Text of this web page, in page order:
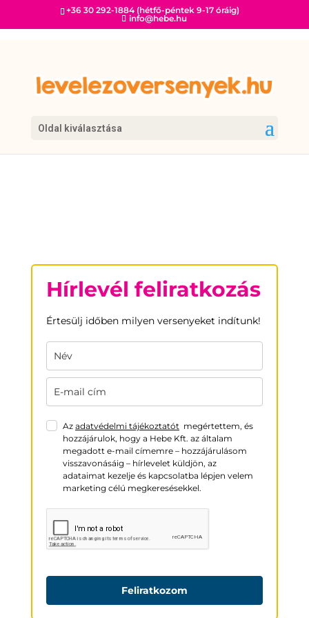
+36 30 292-1884 (hétfő-péntek 9-17 óráig)
info@hebe.hu
Oldal kiválasztása
Hírlevél feliratkozás
Értesülj időben milyen versenyeket indítunk!
Az adatvédelmi tájékoztatótmegértettem, és
hozzájárulok, hogy a Hebe Kft. az általam
megadott e-mail címemre – hozzájárulásom
visszavonásáig – hírlevelet küldjön, az
adataimat kezelje és kapcsolatba lépjen velem
marketing célú megkeresésekkel.
Feliratkozom